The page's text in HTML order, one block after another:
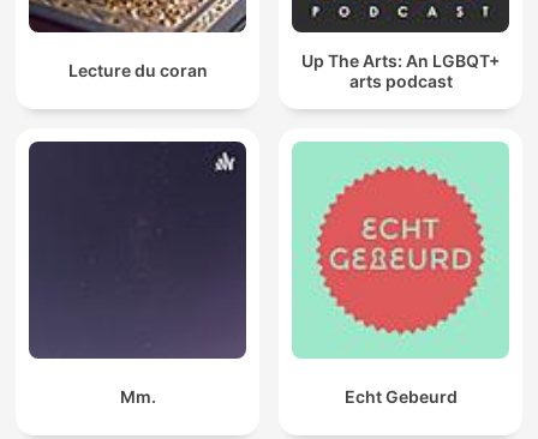
Lecture du coran
Up The Arts: An LGBQT+
arts podcast
Mm. Echt Gebeurd